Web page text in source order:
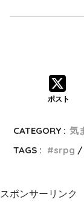
ポスト
CATEGORY : 気
TAGS :
srpg
スポンサーリンク